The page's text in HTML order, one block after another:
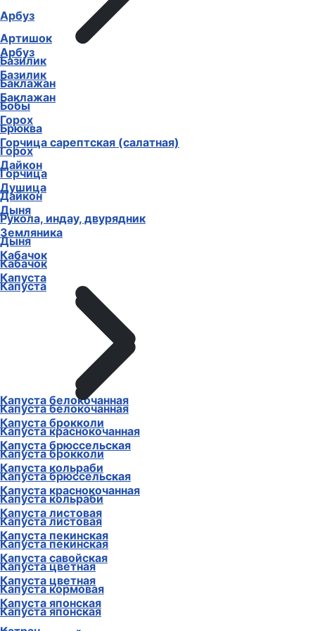
Арбуз
Базилик
Баклажан
Горох
Горчица сарептская (салатная)
Дайкон
Душица
Дыня
Земляника
Кабачок
Капуста
Капуста белокочанная
Капуста брокколи
Капуста брюссельская
Капуста кольраби
Капуста краснокочанная
Капуста листовая
Капуста пекинская
Капуста савойская
Капуста цветная
Капуста японская
Арбуз
Артишок
Базилик
Баклажан
Бобы
Брюква
Горох
Горчица
Дайкон
Рукола, индау, двурядник
Дыня
Кабачок
Капуста
Капуста белокочанная
Капуста краснокочанная
Капуста брокколи
Капуста брюссельская
Капуста кольраби
Капуста листовая
Капуста пекинская
Капуста цветная
Капуста кормовая
Капуста японская